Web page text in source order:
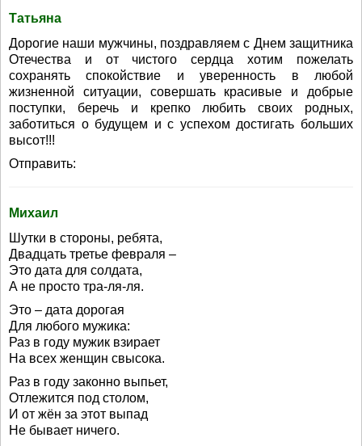
Татьяна
Дорогие наши мужчины, поздравляем с Днем защитника
Отечества и от чистого сердца хотим пожелать
сохранять спокойствие и уверенность в любой
жизненной ситуации, совершать красивые и добрые
поступки, беречь и крепко любить своих родных,
заботиться о будущем и с успехом достигать больших
высот!!!
Отправить:
Михаил
Шутки в стороны, ребята,
Двадцать третье февраля –
Это дата для солдата,
А не просто тра-ля-ля.
Это – дата дорогая
Для любого мужика:
Раз в году мужик взирает
На всех женщин свысока.
Раз в году законно выпьет,
Отлежится под столом,
И от жён за этот выпад
Не бывает ничего.